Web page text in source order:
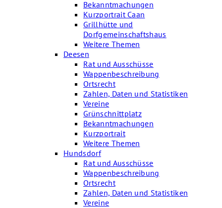
Bekanntmachungen
Kurzportrait Caan
Grillhütte und
Dorfgemeinschaftshaus
Weitere Themen
Deesen
Rat und Ausschüsse
Wappenbeschreibung
Ortsrecht
Zahlen, Daten und Statistiken
Vereine
Grünschnittplatz
Bekanntmachungen
Kurzportrait
Weitere Themen
Hundsdorf
Rat und Ausschüsse
Wappenbeschreibung
Ortsrecht
Zahlen, Daten und Statistiken
Vereine